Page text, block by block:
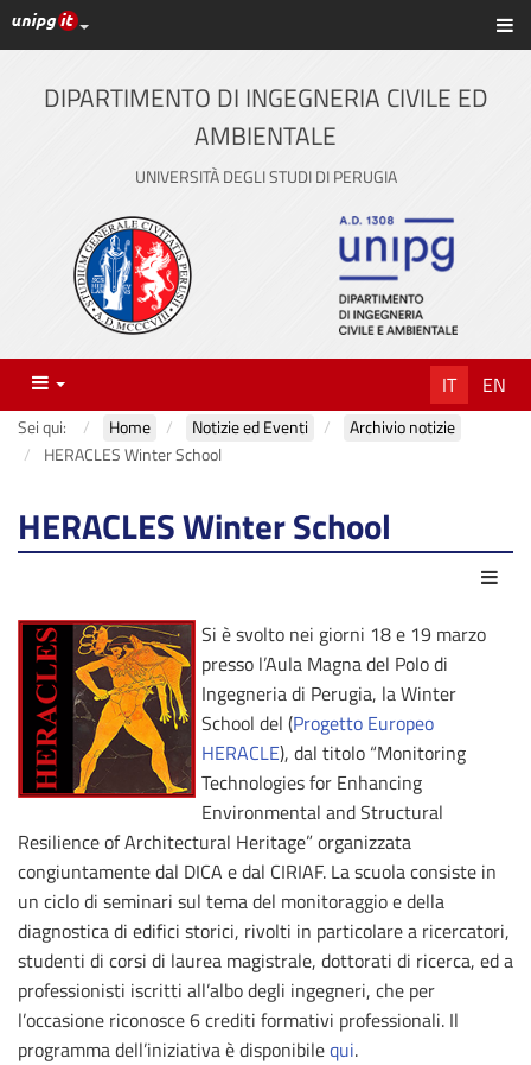
Vai
al
contenuto
principale
Link ai principali servizi web di Ateneo
DIPARTIMENTO DI INGEGNERIA CIVILE ED
AMBIENTALE
UNIVERSITÀ DEGLI STUDI DI PERUGIA
Menu IT EN
Sei qui: Home Notizie ed Eventi
Archivio notizie
HERACLES Winter School
HERACLES Winter School
Si è svolto nei giorni 18 e 19 marzo
presso l’Aula Magna del Polo di
Ingegneria di Perugia, la Winter
School del (Progetto Europeo
HERACLE), dal titolo “Monitoring
Technologies for Enhancing
Environmental and Structural
Resilience of Architectural Heritage” organizzata
congiuntamente dal DICA e dal CIRIAF. La scuola consiste in
un ciclo di seminari sul tema del monitoraggio e della
diagnostica di edifici storici, rivolti in particolare a ricercatori,
studenti di corsi di laurea magistrale, dottorati di ricerca, ed a
professionisti iscritti all’albo degli ingegneri, che per
l’occasione riconosce 6 crediti formativi professionali. Il
programma dell’iniziativa è disponibilequi.